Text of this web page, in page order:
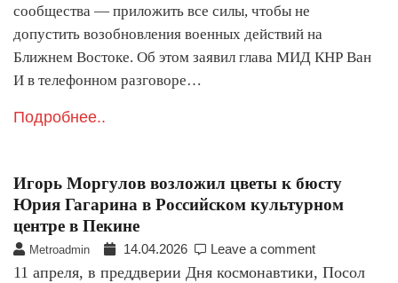
сообщества — приложить все силы, чтобы не
допустить возобновления военных действий на
Ближнем Востоке. Об этом заявил глава МИД КНР Ван
И в телефонном разговоре…
Подробнее..
Игорь Моргулов возложил цветы к бюсту
Юрия Гагарина в Российском культурном
центре в Пекине
Metroadmin 14.04.2026 Leave a comment
11 апреля, в преддверии Дня космонавтики, Посол